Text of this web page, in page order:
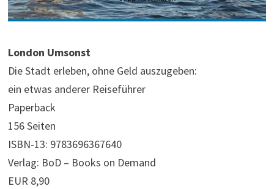
London Umsonst
Die Stadt erleben, ohne Geld auszugeben:
ein etwas anderer Reiseführer
Paperback
156 Seiten
ISBN-13: 9783696367640
Verlag: BoD – Books on Demand
EUR 8,90